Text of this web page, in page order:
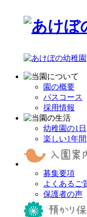
園の概要
バスコース
採用情報
幼稚園の1日
楽しい1年間
募集要項
よくあるご
保護者の声